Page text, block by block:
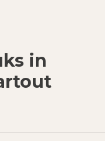
in